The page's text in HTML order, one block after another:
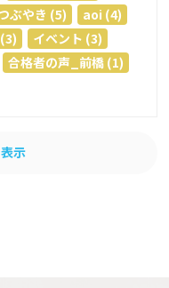
ぶやき (5)
aoi (4)
イベント (3)
合格者の声_前橋 (1)
示